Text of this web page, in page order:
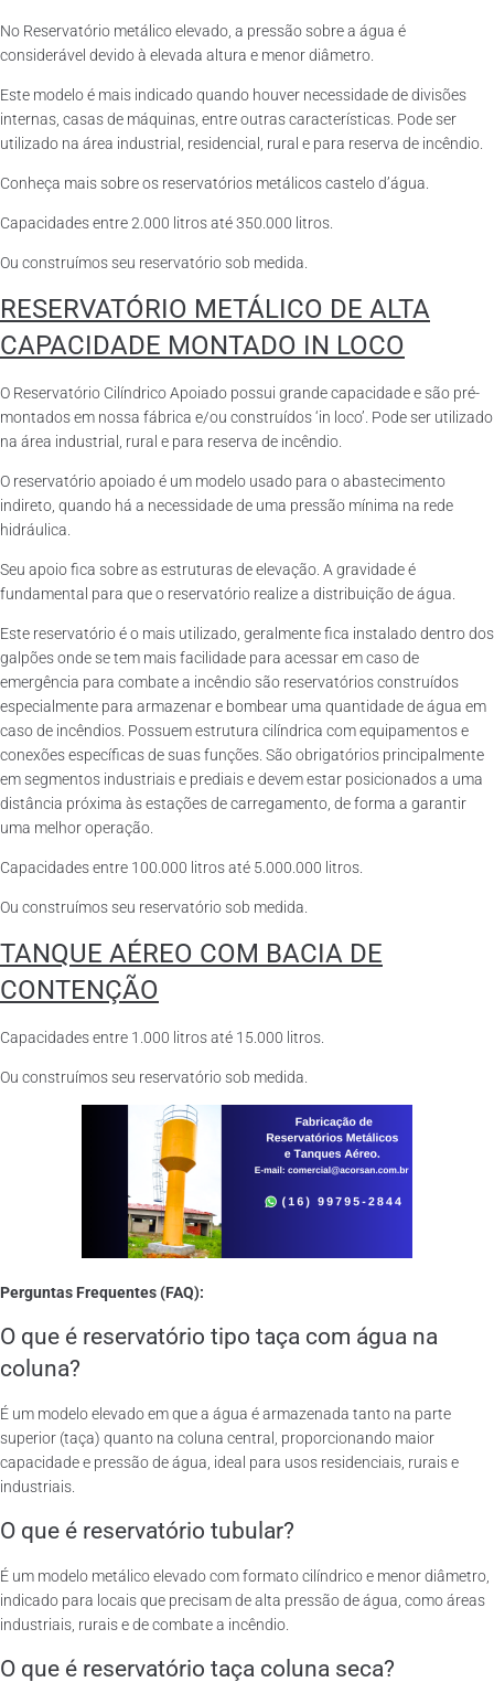
No Reservatório metálico elevado, a pressão sobre a água é
considerável devido à elevada altura e menor diâmetro.
Este modelo é mais indicado quando houver necessidade de divisões
internas, casas de máquinas, entre outras características. Pode ser
utilizado na área industrial, residencial, rural e para reserva de incêndio.
Conheça mais sobre os reservatórios metálicos castelo d’água.
Capacidades entre 2.000 litros até 350.000 litros.
Ou construímos seu reservatório sob medida.
RESERVATÓRIO METÁLICO DE ALTA
CAPACIDADE MONTADO IN LOCO
O Reservatório Cilíndrico Apoiado possui grande capacidade e são pré-
montados em nossa fábrica e/ou construídos ‘in loco’. Pode ser utilizado
na área industrial, rural e para reserva de incêndio.
O reservatório apoiado é um modelo usado para o abastecimento
indireto, quando há a necessidade de uma pressão mínima na rede
hidráulica.
Seu apoio fica sobre as estruturas de elevação. A gravidade é
fundamental para que o reservatório realize a distribuição de água.
Este reservatório é o mais utilizado, geralmente fica instalado dentro dos
galpões onde se tem mais facilidade para acessar em caso de
emergência para combate a incêndio são reservatórios construídos
especialmente para armazenar e bombear uma quantidade de água em
caso de incêndios. Possuem estrutura cilíndrica com equipamentos e
conexões específicas de suas funções. São obrigatórios principalmente
em segmentos industriais e prediais e devem estar posicionados a uma
distância próxima às estações de carregamento, de forma a garantir
uma melhor operação.
Capacidades entre 100.000 litros até 5.000.000 litros.
Ou construímos seu reservatório sob medida.
TANQUE AÉREO COM BACIA DE
CONTENÇÃO
Capacidades entre 1.000 litros até 15.000 litros.
Ou construímos seu reservatório sob medida.
Perguntas Frequentes (FAQ):
O que é reservatório tipo taça com água na
coluna?
É um modelo elevado em que a água é armazenada tanto na parte
superior (taça) quanto na coluna central, proporcionando maior
capacidade e pressão de água, ideal para usos residenciais, rurais e
industriais.
O que é reservatório tubular?
É um modelo metálico elevado com formato cilíndrico e menor diâmetro,
indicado para locais que precisam de alta pressão de água, como áreas
industriais, rurais e de combate a incêndio.
O que é reservatório taça coluna seca?